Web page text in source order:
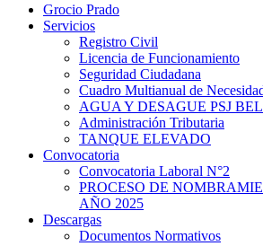
Grocio Prado
Servicios
Registro Civil
Licencia de Funcionamiento
Seguridad Ciudadana
Cuadro Multianual de
AGUA Y DESAGUE PSJ
Administración Tributaria
TANQUE ELEVADO
Convocatoria
Convocatoria Laboral N°2
PROCESO DE
AÑO 2025
Descargas
Documentos Normativos